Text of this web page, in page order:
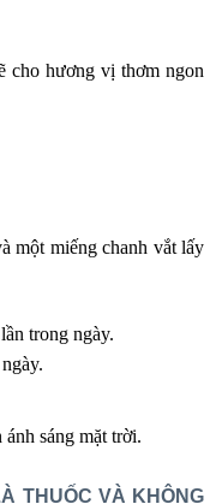
cho hương vị thơm ngon
một miếng chanh vắt lấy
trong ngày.
sáng mặt trời.
THUỐC VÀ KHÔNG